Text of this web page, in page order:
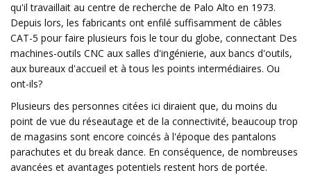
qu'il travaillait au centre de recherche de Palo Alto en 1973.
Depuis lors, les fabricants ont enfilé suffisamment de câbles
CAT-5 pour faire plusieurs fois le tour du globe, connectant Des
machines-outils CNC aux salles d'ingénierie, aux bancs d'outils,
aux bureaux d'accueil et à tous les points intermédiaires. Ou
ont-ils?
Plusieurs des personnes citées ici diraient que, du moins du
point de vue du réseautage et de la connectivité, beaucoup trop
de magasins sont encore coincés à l'époque des pantalons
parachutes et du break dance. En conséquence, de nombreuses
avancées et avantages potentiels restent hors de portée.